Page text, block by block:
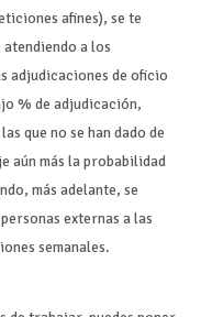
afines), se te
a los
adjudicaciones de oficio
% de adjudicación,
que no se han dado de
aún más la probabilidad
más adelante, se
externas a las
semanales.